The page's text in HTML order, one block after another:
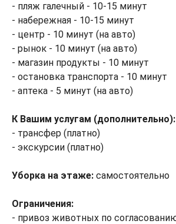
- пляж галечный - 10-15 минут
- набережная - 10-15 минут
- центр - 10 минут (на авто)
- рынок - 10 минут (на авто)
- магазин продукты - 10 минут
- остановка транспорта - 10 минут
- аптека - 5 минут (на авто)
К Вашим услугам (дополнительно):
- трансфер (платно)
- экскурсии (платно)
Уборка на этаже: самостоятельно
Ограничения:
- привоз животных по